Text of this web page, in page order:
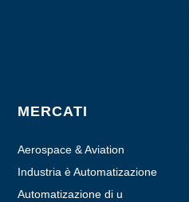
MERCATI
Aerospace & Aviation
Industria è Automatizazione
Automatizazione di u